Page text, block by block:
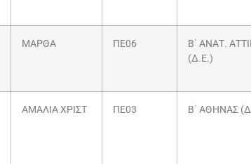
ΜΑΡΘΑ ΠΕ06
Β΄ ΑΝΑΤ.
(Δ.Ε.)
ΑΜΑΛΙΑ ΧΡΙΣΤ ΠΕ03 Β΄ ΑΘΗΝΑΣ